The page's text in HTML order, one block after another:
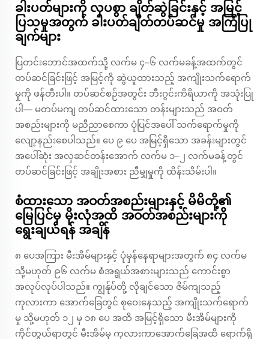
ခါးပတ်များကို လှပစွာ ချိတ်ဆွဲခြင်းနှင့် အမြင့်
ပြသမှုအတွက် ခါးပတ်ချိတ်တပ်ဆင်မှု အကြံပြု
ချက်များ
ပြတင်းဘောင်အထက်သို့ လက်မ ၄–၆ လက်မခန့်အထက်တွင်
တပ်ဆင်ခြင်းဖြင့် အမြင့်ကို ဆွဲယူထားသည့် အကျိုးသက်ရောက်
မှုကို ဖန်တီးပါ။ တပ်ဆင်စဉ်အတွင်း ဘီးဂွင်းကိရိယာကို အသုံးပြု
ပါ— မတပ်မကျ တပ်ဆင်ထားသော တန်းများသည် အဝတ်
အစည်းများကို မညီညာစေကာ ပုံပြင်အပေါ် သက်ရောက်မှုကို
လျော့နည်းစေပါသည်။ ပေ ၉ ပေ အမြင့်ရှိသော အခန်းများတွင်
အပေါ်ဆုံး အလှဆင်တန်းအောက် လက်မ ၁–၂ လက်မခန့်တွင်
တပ်ဆင်ခြင်းဖြင့် အချိုးအစား ညီမျှမှုကို ထိန်းသိမ်းပါ။
စံထားသော အဝတ်အစည်းများနှင့် မိမိတို့၏
မြေပြင်မှ မိုးလုံအထိ အဝတ်အစည်းများကို
ရွေးချယ်ရန် အချိန်
၈ ပေအကြား မီးအိမ်များနှင့် ပုံမှန်နေရာများအတွက် ၈၄ လက်မ
သို့မဟုတ် ၉၆ လက်မ စံအရွယ်အစားများသည် ကောင်းစွာ
အလုပ်လုပ်ပါသည်။ ကျွန်ုပ်တို့ လိုချင်သော ဇိမ်ကျသည့်
ကုလားကာ အောက်ခြေတွင် စုဝေးနေသည့် အကျိုးသက်ရောက်
မှု သို့မဟုတ် ၁၂ မှ ၁၈ ပေ အထိ အမြင့်ရှိသော မီးအိမ်များကို
ကိုင်တွယ်ရာတွင် မီးအိမ်မှ ကုလားကာအောက်ခြေအထိ ရောက်ရှိ